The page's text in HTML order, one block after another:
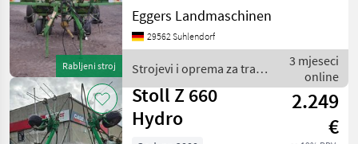
Rabljeni stroj
mit je 6 Zinken /
Kreiseldurchmesser 1, 10m
/ Unterlenkeranhängung
Bereifung 215/65-15
Eggers Landmaschinen
29562 Suhlendorf
Strojevi i oprema za travu
i baliranje / Stoll
3 mjeseci
online
Stoll Z 660
Hydro
2.249
€